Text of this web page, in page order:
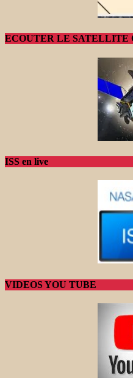
ECOUTER LE SATELLITE
ISS en live
VIDEOS YOU TUBE